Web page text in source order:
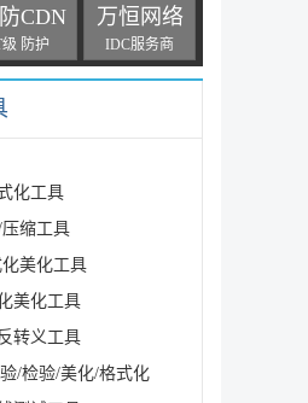
CDN
级 防护
万恒网络
IDC服务商
化工具
缩工具
美化工具
美化工具
转义工具
/检验/美化/格式化